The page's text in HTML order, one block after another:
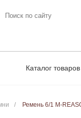
Каталог товаров
/ Ремень 6/1 M-